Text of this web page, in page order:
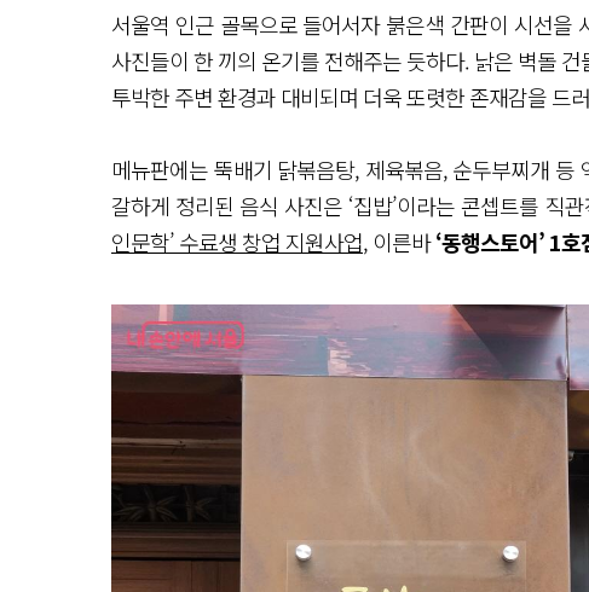
서울역 인근 골목으로 들어서자 붉은색 간판이 시선을
사진들이 한 끼의 온기를 전해주는 듯하다. 낡은 벽돌
투박한 주변 환경과 대비되며 더욱 또렷한 존재감을 드
메뉴판에는 뚝배기 닭볶음탕, 제육볶음, 순두부찌개
갈하게 정리된 음식 사진은 ‘집밥’이라는 콘셉트를 직
인문학’ 수료생 창업 지원사업, 이른바‘동행스토어’ 1호